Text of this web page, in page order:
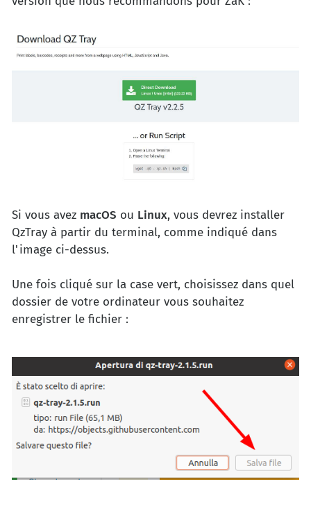
Si vous avez macOS ou Linux, vous devrez installer
QzTray à partir du terminal, comme indiqué dans
l'image ci-dessus.
Une fois cliqué sur la case vert, choisissez dans quel
dossier de votre ordinateur vous souhaitez
enregistrer le fichier :